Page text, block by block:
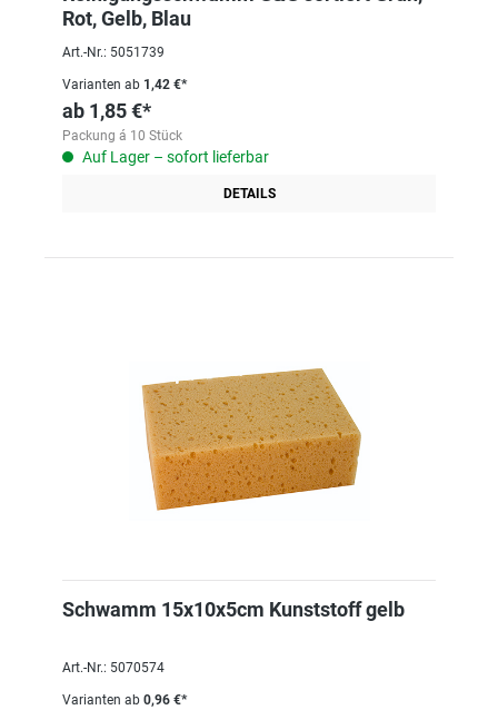
Rot, Gelb, Blau
Art.-Nr.: 5051739
Varianten ab 1,42 €*
ab 1,85 €*
Packung á 10 Stück
Auf Lager – sofort lieferbar
DETAILS
Schwamm 15x10x5cm Kunststoff gelb
Art.-Nr.: 5070574
Varianten ab 0,96 €*